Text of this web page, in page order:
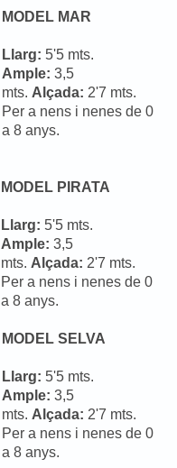
MODEL MAR
Llarg: 5'5 mts.
Ample: 3,5
mts. Alçada: 2'7 mts.
Per a nens i nenes de 0
a 8 anys.
MODEL PIRATA
Llarg: 5'5 mts.
Ample: 3,5
mts. Alçada: 2'7 mts.
Per a nens i nenes de 0
a 8 anys.
MODEL SELVA
Llarg: 5'5 mts.
Ample: 3,5
mts. Alçada: 2'7 mts.
Per a nens i nenes de 0
a 8 anys.